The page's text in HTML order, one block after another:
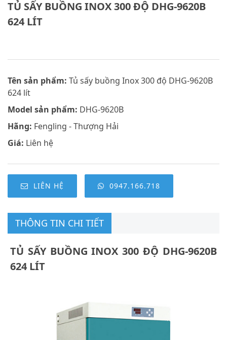
TỦ SẤY BUỒNG INOX 300 ĐỘ DHG-9620B
624 LÍT
Tên sản phẩm: Tủ sấy buồng Inox 300 độ DHG-9620B
624 lít
Model sản phẩm: DHG-9620B
Hãng: Fengling - Thượng Hải
Giá: Liên hệ
LIÊN HỆ 0947.166.718
THÔNG TIN CHI TIẾT
TỦ SẤY BUỒNG INOX 300 ĐỘ DHG-9620B
624 LÍT